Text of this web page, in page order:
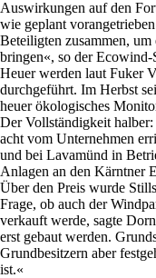
Auswirkungen auf den
wie geplant
Beteiligten zusammen,
bringen«, so der Ecowind-
Heuer werden laut Fuker
durchgeführt. Im Herbst
heuer ökologisches
Der Vollständigkeit
acht vom Unternehmen
und bei Lavamünd in
Anlagen an den Kärntner
Über den Preis wurde
Frage, ob auch der
verkauft werde, sagte
erst gebaut werden.
Grundbesitzern aber
ist.«